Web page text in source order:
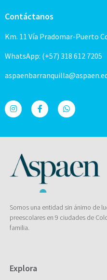
Contáctanos
Km. 11 Vía Pradomar-Puerto
WhatsApp: (+57) 318 612 7205
Somos una entidad sin ánimo de
preescolares en 9 ciudades de
familia.
Explora